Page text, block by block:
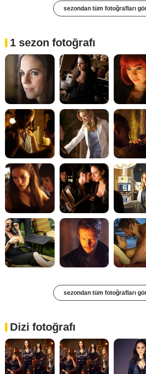
sezondan tüm fotoğrafları
1 sezon fotoğrafı
sezondan tüm fotoğrafları
Dizi fotoğrafı